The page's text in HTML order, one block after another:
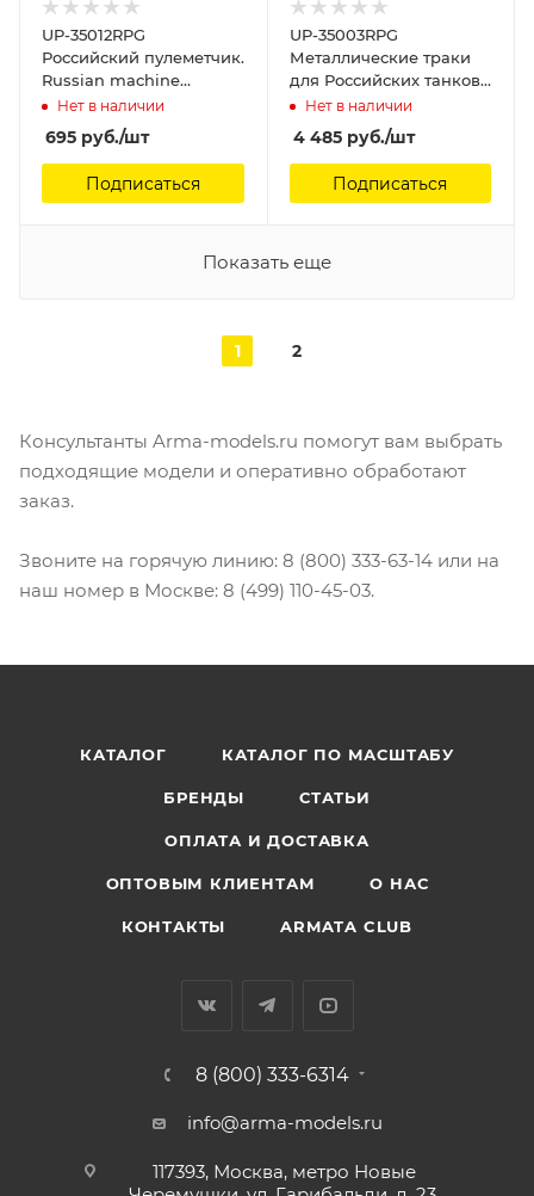
UP-35012RPG
Российский пулеметчик.
Russian machine
gunners (resin soldier)
RPG Model, 1/35
Нет в наличии
695 руб./шт
Подписаться
UP-35003RPG
Металлические траки
для Российских танков
Т-34 и Т-44 metal track
for Russia T-34 family, T-
44 family RPG Model,
1/35
Нет в наличии
4 485руб./шт
Подписаться
Показать еще
1 2
Консультанты Arma-models.ru помогут вам выбрать
подходящие модели и оперативно обработают
заказ.
Звоните на горячую линию: 8 (800) 333-63-14 или на
наш номер в Москве: 8 (499) 110-45-03.
КАТАЛОГ КАТАЛОГ ПО МАСШТАБУ
БРЕНДЫ СТАТЬИ
ОПЛАТА И ДОСТАВКА
ОПТОВЫМ КЛИЕНТАМ О НАС
КОНТАКТЫ ARMATA CLUB
8 (800) 333-6314
info@arma-models.ru
117393, Москва, метро Новые